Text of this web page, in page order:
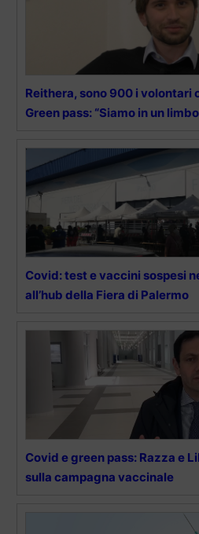
Reithera, sono 900 i volontari
Green pass: “Siamo in un
Covid: test e vaccini sospesi
all’hub della Fiera di Palermo
Covid e green pass: Razza e
sulla campagna vaccinale